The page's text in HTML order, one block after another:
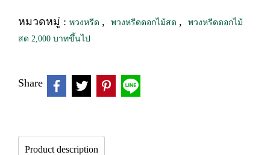
หมวดหมู่ : พวงหรีด , พวงหรีดดอกไม้สด ,
พวงหรีดดอกไม้
สด 2,000 บาทขึ้นไป
Share
Product description